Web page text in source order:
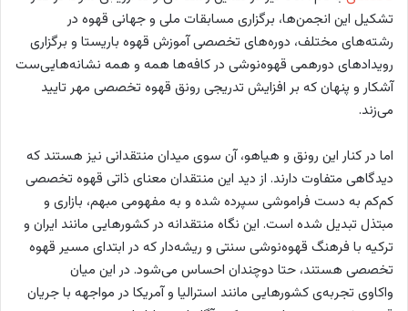
تشکیل این انجمن‌ها، برگزاری مسابقات ملی و جهانی قهوه در
رشته‌های مختلف، دوره‌های تخصصی آموزش قهوه باریستا و برگزاری
رویدادهای دورهمی قهوه‌نوشی در کافه‌ها همه و همه نشانه‌هایی‌ست
آشکار و پنهان که بر افزایش تدریجی رونق قهوه تخصصی مهر تایید
می‌زند.
اما در کنار این رونق و هیاهو، آن سوی میدان منتقدانی نیز هستند که
دیدگاهی متفاوت دارند. از دید این منتقدان معنای ذاتی قهوه تخصصی
کم‌کم به دست فراموشی سپرده شده و به مفهومی مبهم، بازاری و
مبتذل تبدیل شده است. این نگاه منتقدانه در کشورهایی مانند ایران و
ترکیه با فرهنگ قهوه‌نوشی سنتی و ریشه‌دار که در ابتدای مسیر قهوه
تخصصی هستند، حتا دوچندان احساس می‌شود. در این میان
واکاوی تجربه‌ی کشورهایی مانند استرالیا و آمریکا در مواجهه با جریان